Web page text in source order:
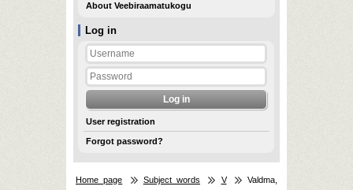
Log in
User registration
Forgot password?
About Veebiraamatukogu
Home page Subject words V
Valdma,